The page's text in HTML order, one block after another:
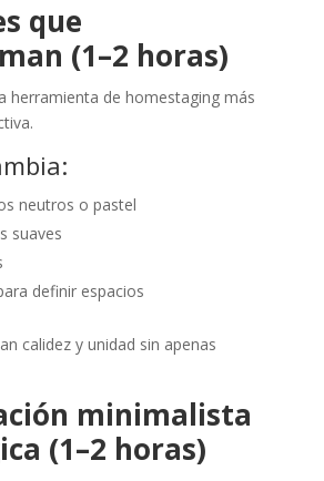
que
(1–2 horas)
herramienta de homestaging más
neutros o pastel
suaves
definir espacios
calidez y unidad sin apenas
minimalista
(1–2 horas)